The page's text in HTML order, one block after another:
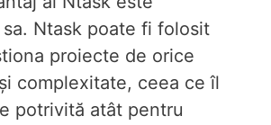
Ntask poate fi folosit
proiecte de orice
complexitate, ceea ce îl
potrivită atât pentru